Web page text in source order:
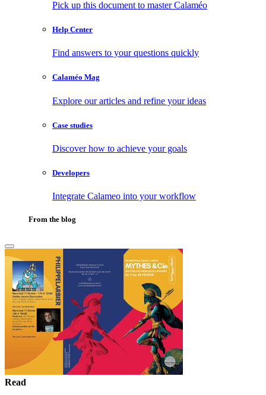
Pick up this document to master Calaméo
Help Center
Find answers to your questions quickly
Calaméo Mag
Explore our articles and refine your ideas
Case studies
Discover how to achieve your goals
Developers
Integrate Calameo into your workflow
From the blog
Read